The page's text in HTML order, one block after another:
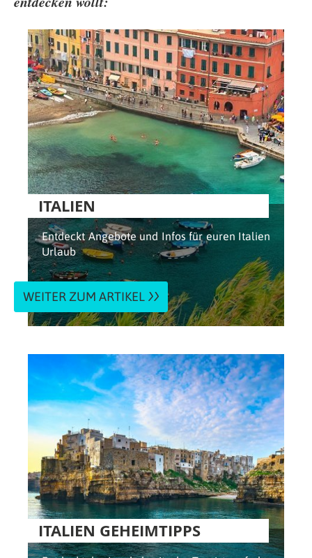
ITALIEN
Entdeckt Angebote und Infos für euren Italien
Urlaub
WEITER ZUM ARTIKEL
ITALIEN GEHEIMTIPPS